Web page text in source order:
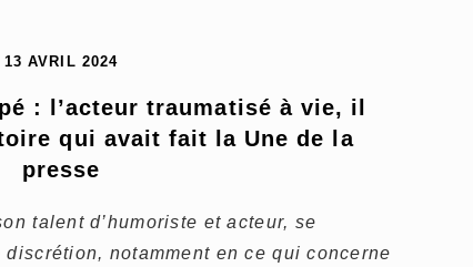
13 AVRIL 2024
: l’acteur traumatisé à vie, il
qui avait fait la Une de la
presse
talent d’humoriste et acteur, se
notamment en ce qui concerne